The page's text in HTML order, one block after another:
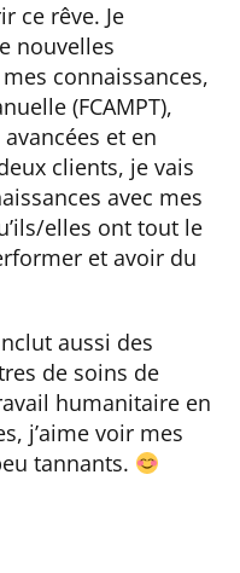
ce rêve. Je
nouvelles
connaissances,
(FCAMPT),
et en
clients, je vais
avec mes
elles ont tout le
et avoir du
aussi des
de soins de
humanitaire en
j’aime voir mes
tannants.